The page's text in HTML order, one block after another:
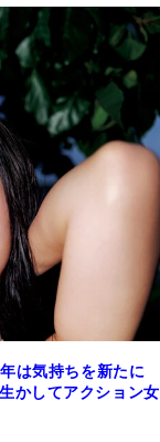
は気持ちを新たに
かしてアクション女